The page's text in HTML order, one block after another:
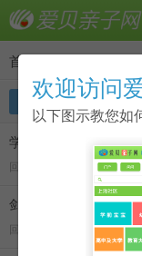
首页
主题 回复
学乐大树系列
回 0 看 4661
剑桥小学英语教材《
回 0 看 6994
欢迎访问
以下图示教您如